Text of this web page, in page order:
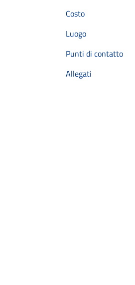
Costo
Luogo
Punti di contatto
Allegati